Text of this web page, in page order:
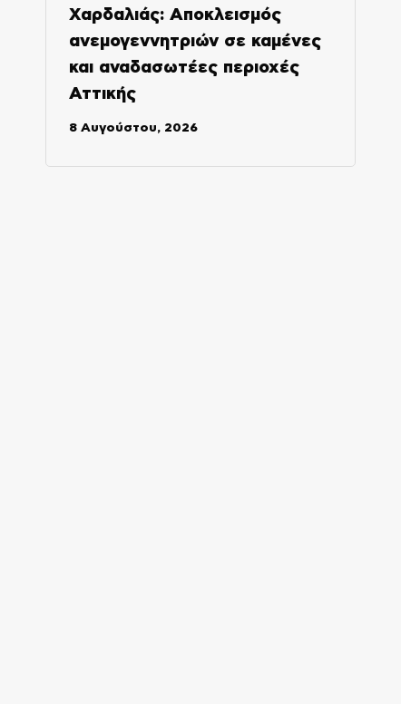
Χαρδαλιάς: Αποκλεισμός
ανεμογεννητριών σε καμένες
και αναδασωτέες περιοχές
Αττικής
8 Αυγούστου, 2026